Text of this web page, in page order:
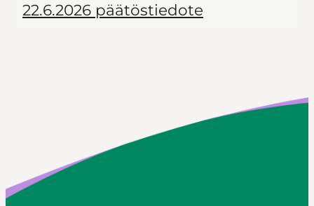
22.6.2026 päätöstiedote